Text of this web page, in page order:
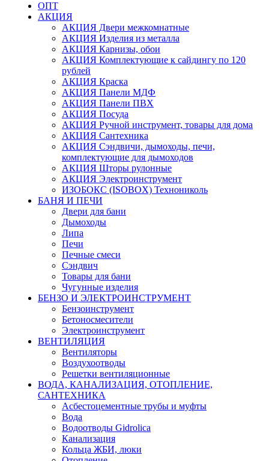
ОПТ
АКЦИЯ
АКЦИЯ Двери межкомнатные
АКЦИЯ Изделия из металла
АКЦИЯ Карнизы, обои
АКЦИЯ Комплектующие к сайдингу по 120
рублей
АКЦИЯ Краска
АКЦИЯ Панели МДФ
АКЦИЯ Панели ПВХ
АКЦИЯ Посуда
АКЦИЯ Ручной инструмент, товары для дома
АКЦИЯ Сантехника
АКЦИЯ Сэндвичи, дымоходы, печи,
комплектующие для дымоходов
АКЦИЯ Шторы рулонные
АКЦИЯ Электроинструмент
ИЗОБОКС (ISOBOX) Технониколь
БАНЯ И ПЕЧИ
Двери для бани
Дымоходы
Липа
Печи
Печные смеси
Сэндвич
Товары для бани
Чугунные изделия
БЕНЗО И ЭЛЕКТРОИНСТРУМЕНТ
Бензоинструмент
Бетоносмесители
Электроинструмент
ВЕНТИЛЯЦИЯ
Вентиляторы
Воздухоотводы
Решетки вентиляционные
ВОДА, КАНАЛИЗАЦИЯ, ОТОПЛЕНИЕ,
САНТЕХНИКА
Асбестоцементные трубы и муфты
Вода
Водоотводы Gidrolica
Канализация
Кольца ЖБИ, люки